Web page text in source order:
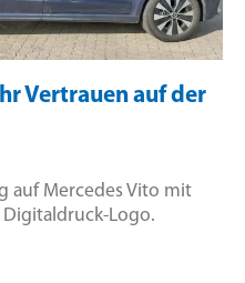
Vertrauen auf der
auf Mercedes Vito mit
Digitaldruck-Logo.